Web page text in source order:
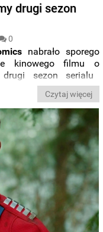
drugi sezon
0
nabrało sporego
kinowego filmu o
sezon serialu
pięć odcinków
z Wami naszymi
poziom pierwszego
widzów produkcję
Czytaj więcej